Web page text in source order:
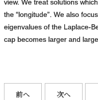
view. We treat solutions
the “longitude”. We also
eigenvalues of the Laplace-
cap becomes larger and
前へ 次へ